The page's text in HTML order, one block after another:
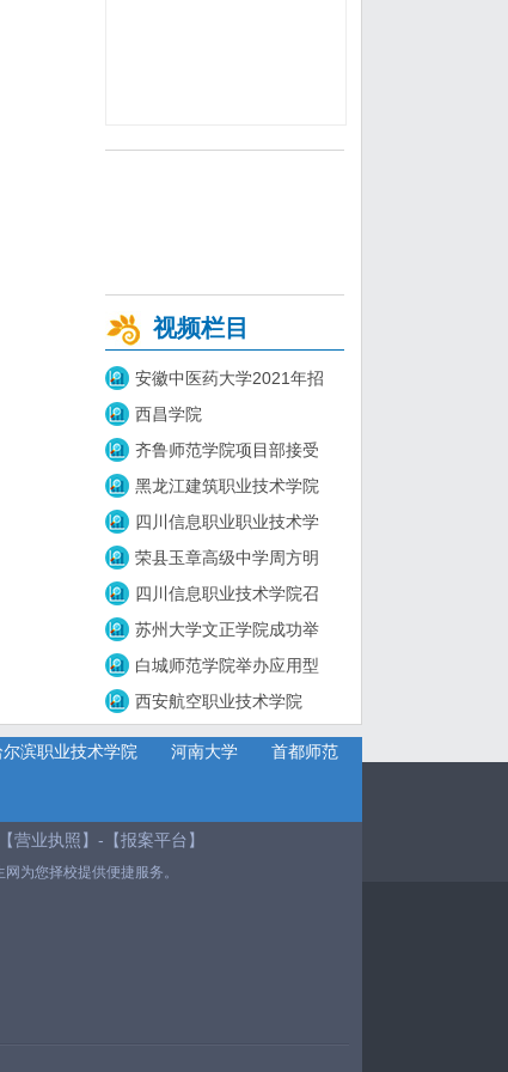
视频栏目
安徽中医药大学2021年招
西昌学院
齐鲁师范学院项目部接受
黑龙江建筑职业技术学院
四川信息职业职业技术学
荣县玉章高级中学周方明
四川信息职业技术学院召
苏州大学文正学院成功举
白城师范学院举办应用型
西安航空职业技术学院
尔滨职业技术学院 河南大学
首都师范
营业执照】-【报案平台】
为您择校提供便捷服务。